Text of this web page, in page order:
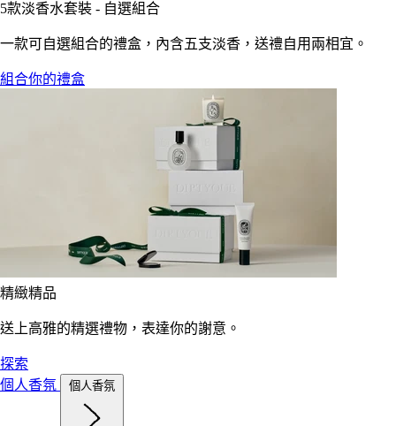
5款淡香水套裝 - 自選組合
一款可自選組合的禮盒，內含五支淡香，送禮自用兩相宜。
組合你的禮盒
精緻精品
送上高雅的精選禮物，表達你的謝意。
探索
個人香氛
個人香氛